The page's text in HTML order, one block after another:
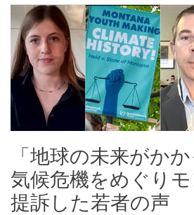
「地球の未来がか
気候危機をめぐり
提訴した若者の声